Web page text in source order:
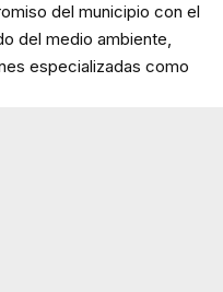
del municipio con el
del medio ambiente,
especializadas como